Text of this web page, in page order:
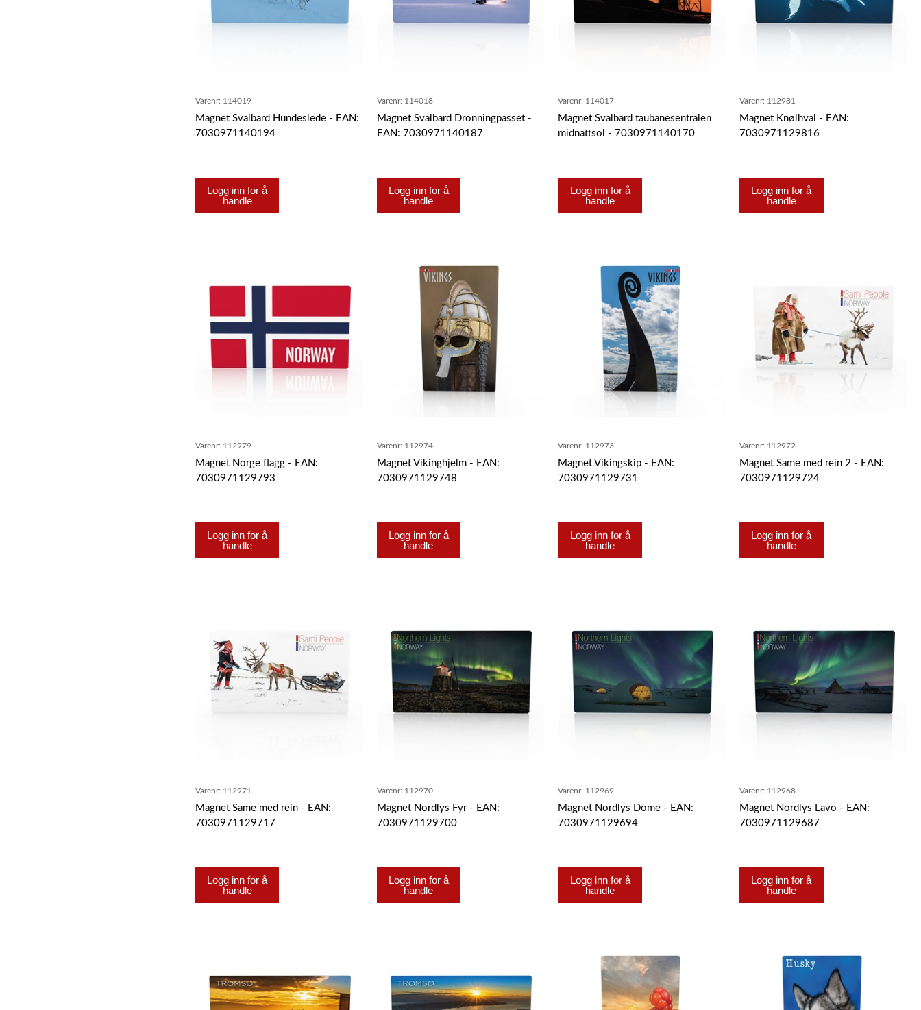
Varenr: 114019
Magnet Svalbard Hundeslede - EAN:
7030971140194
Logg inn for å
handle
Varenr: 114018
Magnet Svalbard Dronningpasset -
EAN: 7030971140187
Logg inn for å
handle
Varenr: 114017
Magnet Svalbard taubanesentralen
midnattsol - 7030971140170
Logg inn for å
handle
Varenr: 112981
Magnet Knølhval - EAN:
7030971129816
Logg inn for å
handle
Varenr: 112979
Magnet Norge flagg - EAN:
7030971129793
Logg inn for å
handle
Varenr: 112974
Magnet Vikinghjelm - EAN:
7030971129748
Logg inn for å
handle
Varenr: 112973
Magnet Vikingskip - EAN:
7030971129731
Logg inn for å
handle
Varenr: 112972
Magnet Same med rein 2 - EAN:
7030971129724
Logg inn for å
handle
Varenr: 112971
Magnet Same med rein - EAN:
7030971129717
Logg inn for å
handle
Varenr: 112970
Magnet Nordlys Fyr - EAN:
7030971129700
Logg inn for å
handle
Varenr: 112969
Magnet Nordlys Dome - EAN:
7030971129694
Logg inn for å
handle
Varenr: 112968
Magnet Nordlys Lavo - EAN:
7030971129687
Logg inn for å
handle